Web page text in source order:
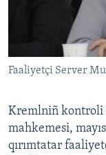
Українською
QOŞULIÑIZ!
RFE/RS bütün
Faaliyetçi Server
Kremlniñ kontroli
mahkemesi,
qırımtatar